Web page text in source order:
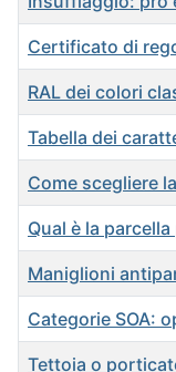
Certificato di
RAL dei colori
Tabella dei
Come scegliere
Qual è la
Maniglioni
Categorie SOA:
Tettoia o